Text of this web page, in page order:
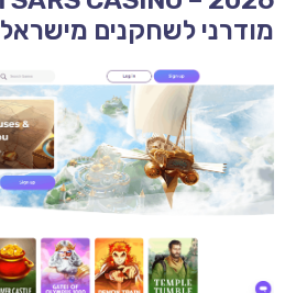
מודרני לשחקנים מישראל